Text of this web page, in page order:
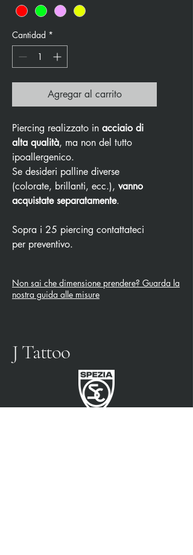
Cantidad *
Agregar al carrito
Piercing realizzato in acciaio di
alta qualità, ma non del tutto
ipoallergenico.
Se desideri palline diverse
(colorate, brillanti, ecc.), vanno
acquistate separatamente.
Sopra i 25 piercing contattateci
per preventivo.
Non sai che dimensione prendere? Guarda la
nostra guida alle misure
J Tattoo